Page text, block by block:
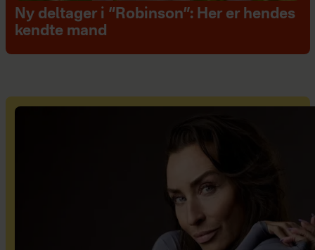
Ny deltager i “Robinson”: Her er hendes
kendte mand